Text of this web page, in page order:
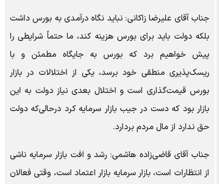
جناب آقای علیرضا زاکانی: نباید نگاه درآمدی به بورس داشت
بلکه دولت باید برای بورس هزینه کند، ما حتماً شرایطی را
پیش خواهیم برد که بورس به جایگاه مطمئن و با
ریسک‌پذیری منطقی خود برسد، یکی از اختلالات در بازار
بورس قیمت‌گذاری است و اختلال بعدی نیاز دولت به این
بازار بود که دست در جیب بازار سرمایه کرد درحالی‌که دولت
حق ندارد از مال مردم بردارد.
جناب آقای قاضی‌زاده هاشمی: رشد و افت بازار سرمایه ناشی
از انتظارات است، بازار سرمایه بازار اعتماد است، وقتی فعالان